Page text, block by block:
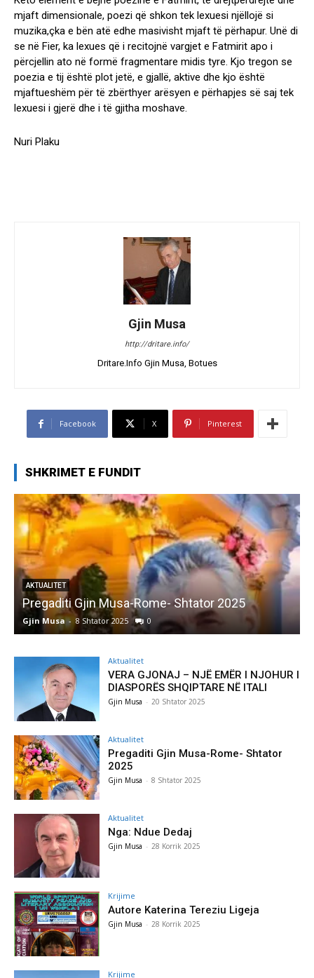
mjaft dimensionale, poezi që shkon tek lexuesi njëllojë si
muzika,çka e bën atë edhe masivisht mjaft të përhapur. Unë di
se në Fier, ka lexues që i recitojnë vargjet e Fatmirit apo i
përcjellin ato në formë fragmentare midis tyre. Kjo tregon se
poezia e tij është plot jetë, e gjallë, aktive dhe kjo është
mjaftueshëm për të zbërthyer arësyen e përhapjes së saj tek
lexuesi i gjerë dhe i të gjitha moshave.
Nuri Plaku
Gjin Musa
http://dritare.info/
Dritare.Info Gjin Musa, Botues
Facebook X Pinterest
SHKRIMET E FUNDIT
AKTUALITET
Pregaditi Gjin Musa-Rome- Shtator 2025
Gjin Musa - 8 Shtator 2025 0
Aktualitet
VERA GJONAJ – NJË EMËR I NJOHUR I
DIASPORËS SHQIPTARE NË ITALI
Gjin Musa - 20 Shtator 2025
Aktualitet
Pregaditi Gjin Musa-Rome- Shtator
2025
Gjin Musa - 8 Shtator 2025
Aktualitet
Nga: Ndue Dedaj
Gjin Musa - 28 Korrik 2025
Krijime
Autore Katerina Tereziu Ligeja
Gjin Musa - 28 Korrik 2025
Krijime